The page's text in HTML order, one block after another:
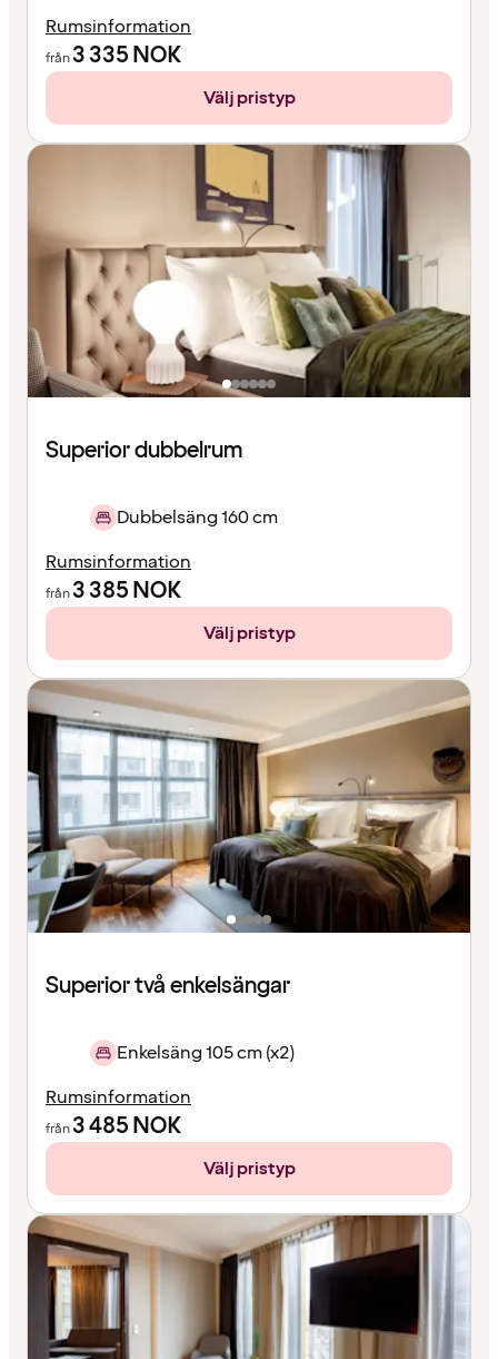
Rumsinformation
från3 335NOK
Välj pristyp
Superior dubbelrum
Dubbelsäng 160 cm
Rumsinformation
från3 385NOK
Välj pristyp
Superior två enkelsängar
Enkelsäng 105 cm (x2)
Rumsinformation
från3 485NOK
Välj pristyp